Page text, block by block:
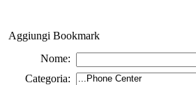
Aggiungi Bookmark
Nome:
Categoria: